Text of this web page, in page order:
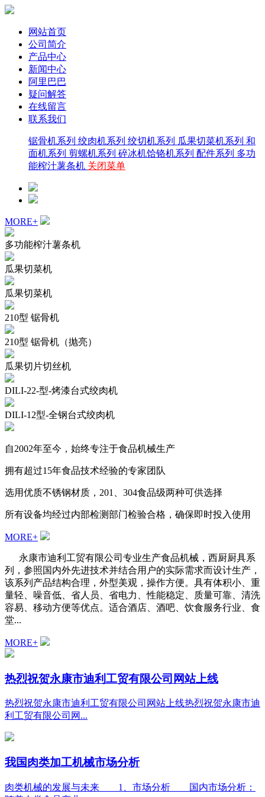
网站首页
公司简介
产品中心
新闻中心
阿里巴巴
疑问解答
在线留言
联系我们
锯骨机系列 绞肉机系列 绞切机系列 瓜果切菜机系列 和
面机系列 剪螺机系列 碎冰机饸铬机系列 配件系列 多功
能榨汁薯条机 关闭菜单
MORE+
多功能榨汁薯条机
瓜果切菜机
瓜果切菜机
210型 锯骨机
210型 锯骨机（抛亮）
瓜果切片切丝机
DILI-22-型-烤漆台式绞肉机
DILI-12型-全钢台式绞肉机
自2002年至今，始终专注于食品机械生产
拥有超过15年食品技术经验的专家团队
选用优质不锈钢材质，201、304食品级两种可供选择
所有设备均经过内部检测部门检验合格，确保即时投入使用
MORE+
永康市迪利工贸有限公司专业生产食品机械，西厨厨具系
列，参照国内外先进技术并结合用户的实际需求而设计生产，
该系列产品结构合理，外型美观，操作方便。具有体积小、重
量轻、噪音低、省人员、省电力、性能稳定、质量可靠、清洗
容易、移动方便等优点。适合酒店、酒吧、饮食服务行业、食
堂...
MORE+
热烈祝贺永康市迪利工贸有限公司网站上线
热烈祝贺永康市迪利工贸有限公司网站上线热烈祝贺永康市迪
利工贸有限公司网...
我国肉类加工机械市场分析
肉类机械的发展与未来 1、市场分析 国内市场分析：